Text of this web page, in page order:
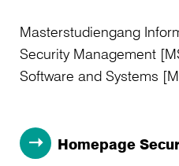
Masterstudiengang
Security Management
Software and Systems
Homepage